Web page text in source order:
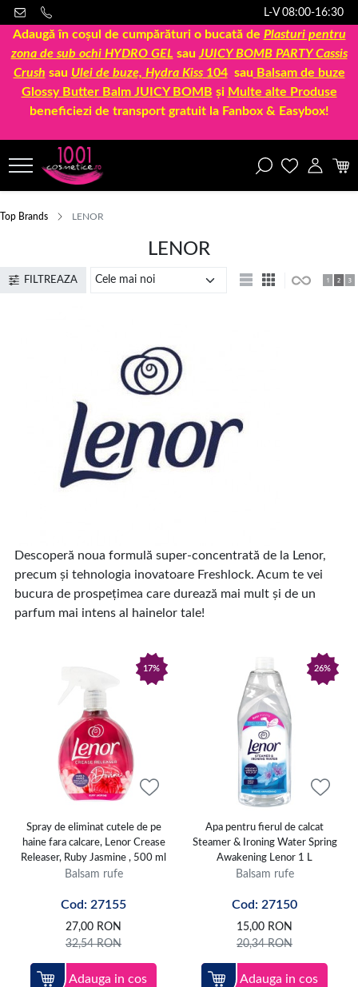
L-V 08:00-16:30
Adaugă în coșul de cumpărături o bucată de Plasturi pentru
zona de sub ochi HYDRO GEL sau JUICY BOMB PARTY Cassis
Crush sau Ulei de buze, Hydra Kiss 104sau Balsam de buze
Glossy Butter Balm JUICY BOMB și Multe alte Produse
beneficiezi de transport gratuit la Fanbox & Easybox!
Top Brands LENOR
LENOR
FILTREAZA
Descoperă noua formulă super-concentrată de la Lenor,
precum și tehnologia inovatoare Freshlock. Acum te vei
bucura de prospețimea care durează mai mult și de un
parfum mai intens al hainelor tale!
17%
Spray de eliminat cutele de pe
haine fara calcare, Lenor Crease
Releaser, Ruby Jasmine , 500 ml
Balsam rufe
Cod: 27155
27,00 RON
32,54RON
Adauga in cos
26%
Apa pentru fierul de calcat
Steamer & Ironing Water Spring
Awakening Lenor 1 L
Balsam rufe
Cod: 27150
15,00 RON
20,34RON
Adauga in cos